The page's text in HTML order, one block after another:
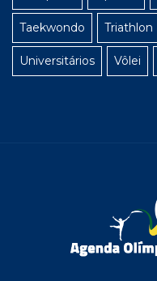
Taekwondo Triathlon
Universitários Vôlei